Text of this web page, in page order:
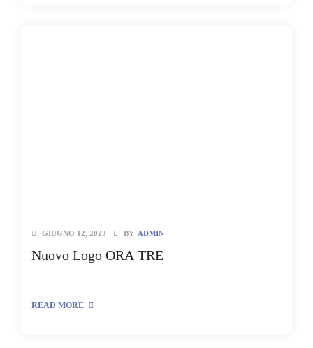
Nuovo Logo ORA TRE
GIUGNO 12, 2023 BY ADMIN
READ MORE